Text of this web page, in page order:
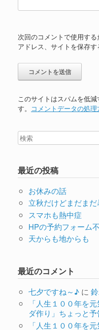
次回のコメントで使用す
アドレス、サイトを保存す
このサイトはスパムを低
す。 コメントデータの処
最近の投稿
お休みの話
立秋だけどまだまだ
スマホも熱中症
HPの予約フォーム
天からも地からも
最近のコメント
七夕ですね～♪に
「人生１００年を
ダ作り」ちょっと
「人生１００年を